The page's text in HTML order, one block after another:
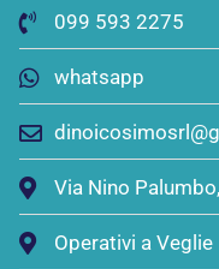
099 593 2275
whatsapp
Via Nino
Operativi a Veglie